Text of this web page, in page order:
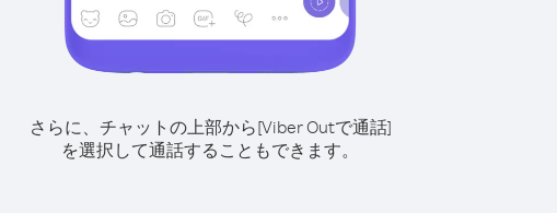
さらに、チャットの上部から[Viber Outで通話]
を選択して通話することもできます。